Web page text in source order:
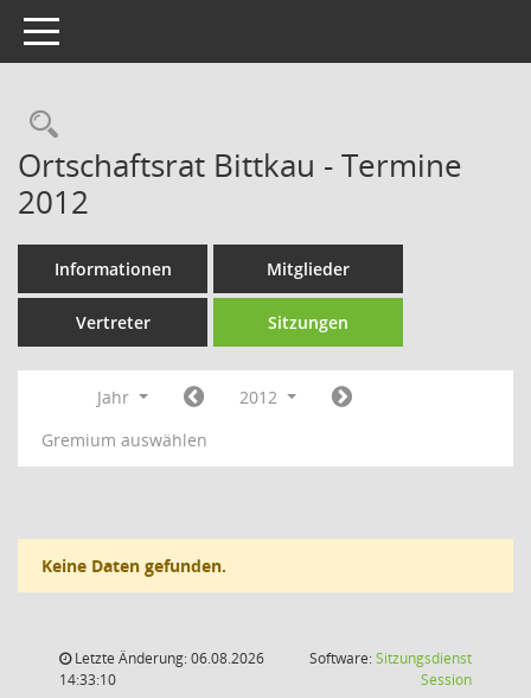
Toggle navigation
Rechercheauswahl
Ortschaftsrat Bittkau - Termine
2012
Informationen Mitglieder
Vertreter Sitzungen
Jahr
2012
Gremium auswählen
Keine Daten gefunden.
Letzte Änderung: 06.08.2026
14:33:10
Software:Sitzungsdienst
Session(Wird in